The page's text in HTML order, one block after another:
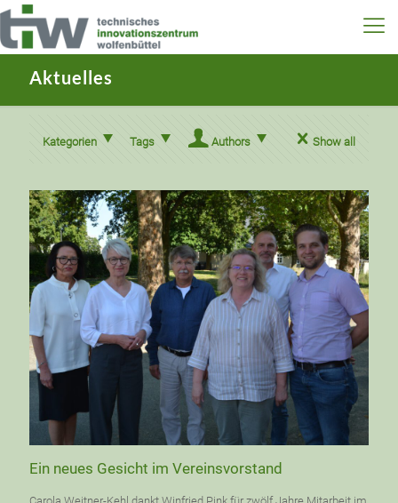
Aktuelles
Kategorien Tags Authors Show all
Ein neues Gesicht im Vereinsvorstand
Carola Weitner-Kehl dankt Winfried Pink für zwölf Jahre Mitarbeit im